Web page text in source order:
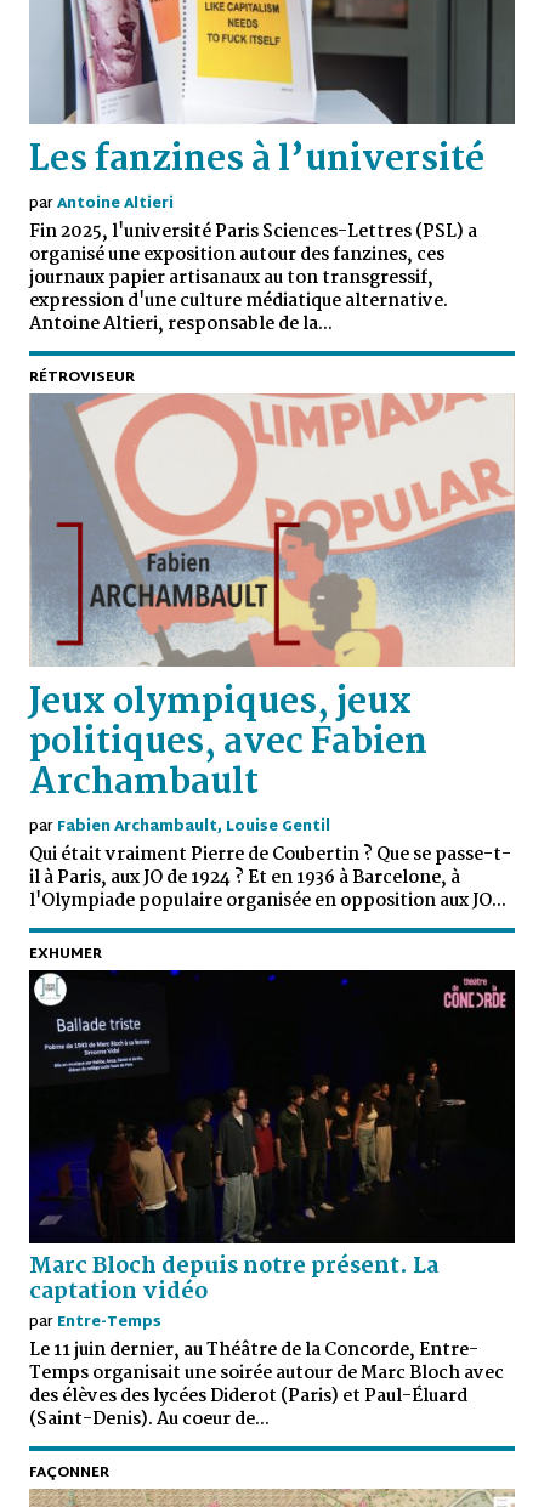
Les fanzines à l’université
parAntoine Altieri
Fin 2025, l'université Paris Sciences-Lettres (PSL) a
organisé une exposition autour des fanzines, ces
journaux papier artisanaux au ton transgressif,
expression d'une culture médiatique alternative.
Antoine Altieri, responsable de la...
RÉTROVISEUR
Jeux olympiques, jeux
politiques, avec Fabien
Archambault
parFabien Archambault, Louise Gentil
Qui était vraiment Pierre de Coubertin ? Que se passe-t-
il à Paris, aux JO de 1924 ? Et en 1936 à Barcelone, à
l'Olympiade populaire organisée en opposition aux JO...
EXHUMER
Marc Bloch depuis notre présent. La
captation vidéo
parEntre-Temps
Le 11 juin dernier, au Théâtre de la Concorde, Entre-
Temps organisait une soirée autour de Marc Bloch avec
des élèves des lycées Diderot (Paris) et Paul-Éluard
(Saint-Denis). Au coeur de...
FAÇONNER